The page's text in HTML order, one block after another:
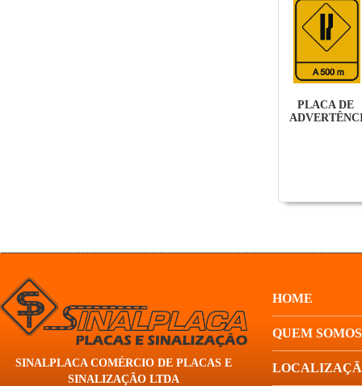
PLACA DE
SINALPLACA COMÉRCIO DE PLACAS E
SINALIZAÇÃO LTDA
HOME
QUEM SOMOS